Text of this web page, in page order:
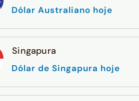
Dólar Australiano hoje
Singapura
Dólar de Singapura hoje